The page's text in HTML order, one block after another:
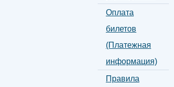
Оплата
билетов
(Платежная
информация)
Правила